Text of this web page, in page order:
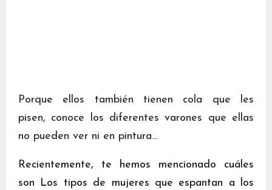
Porque ellos también tienen cola que les
pisen, conoce los diferentes varones que ellas
no pueden ver ni en pintura…
Recientemente, te hemos mencionado cuáles
son Los tipos de mujeres que espantan a los